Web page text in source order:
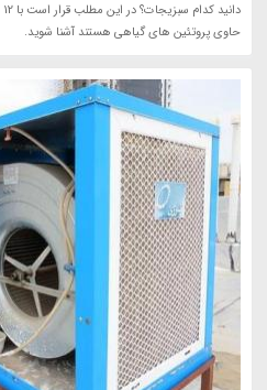
حاوی پروتئین های گیاهی هستند آشنا شوید.